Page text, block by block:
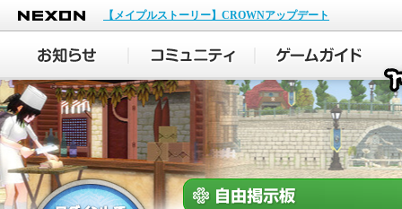
NEXON
【メイプルストーリー】CROWNアップデート